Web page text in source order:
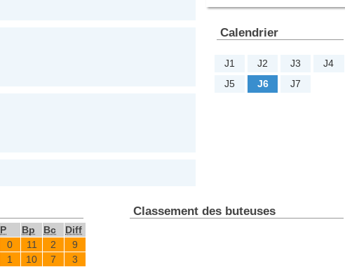
Calendrier
J1 J2 J3
J4
J5
J6 J7
P Bp Bc
Diff
0 11 2
9
1 10 7
3
Classement des buteuses